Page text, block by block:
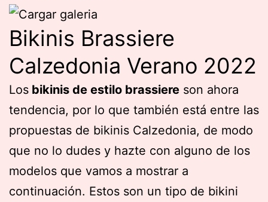
Bikinis Brassiere
Calzedonia Verano 2022
Los bikinis de estilo brassiere son ahora
tendencia, por lo que también está entre las
propuestas de bikinis Calzedonia, de modo
que no lo dudes y hazte con alguno de los
modelos que vamos a mostrar a
continuación. Estos son un tipo de bikini